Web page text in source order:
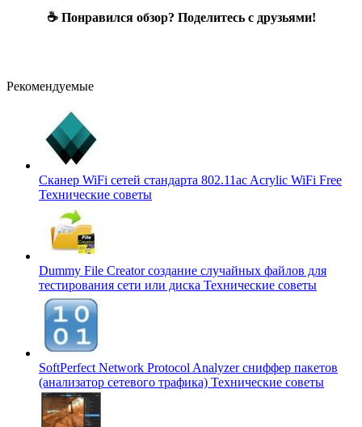
☕ Понравился обзор? Поделитесь с друзьями!
Рекомендуемые
Сканер WiFi сетей стандарта 802.11ac Acrylic WiFi Free
Технические советы
Dummy File Creator создание случайных файлов для
тестирования сети или диска Технические советы
SoftPerfect Network Protocol Analyzer сниффер пакетов
(анализатор сетевого трафика) Технические советы